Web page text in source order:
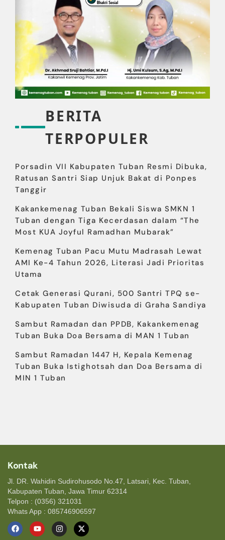
BERITA
TERPOPULER
Porsadin VII Kabupaten Tuban Resmi Dibuka,
Ratusan Santri Siap Unjuk Bakat di Ponpes
Tanggir
Kakankemenag Tuban Bekali Siswa SMKN 1
Tuban dengan Tiga Kecerdasan dalam “The
Most KUA Joyful Ramadhan Mubarak”
Kemenag Tuban Pacu Mutu Madrasah Lewat
AMI Ke-4 Tahun 2026, Literasi Jadi Prioritas
Utama
Cetak Generasi Qurani, 500 Santri TPQ se-
Kabupaten Tuban Diwisuda di Graha Sandiya
Sambut Ramadan dan PPDB, Kakankemenag
Tuban Buka Doa Bersama di MAN 1 Tuban
Sambut Ramadan 1447 H, Kepala Kemenag
Tuban Buka Istighotsah dan Doa Bersama di
MIN 1 Tuban
Kontak
Jl. DR. Wahidin Sudirohusodo No.47, Latsari, Kec. Tuban,
Kabupaten Tuban, Jawa Timur 62314
Telpon : (0356) 321031
Whats App : 085746906597